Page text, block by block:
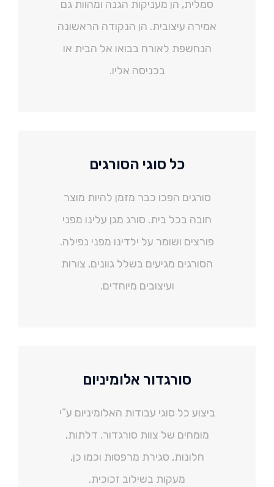
סמלית, הן מעניקות הגנה ומהוות גם
אמירה עיצובית. הן הנקודה הראשונה
הנחשפת לאורח בבואו אל הבית או
בכניסה אליו.
כל סוגי הסורגים
סורגים הפכו כבר מזמן להיות מוצר
חובה בכל בית. סורג מגן עלינו מפני
פורצים ושומר על ילדינו מפני נפילה.
הסורגים מגיעים בשלל גוונים, צורות
ועיצובים מיוחדים.
סורגדור אלומיניום
ביצוע כל סוגי עבודות האלומיניום ע”י
מומחים של צוות סורגדור. דלתות,
חלונות, סגירת מרפסות וכמו כן,
מעקות בשילוב זכוכית.